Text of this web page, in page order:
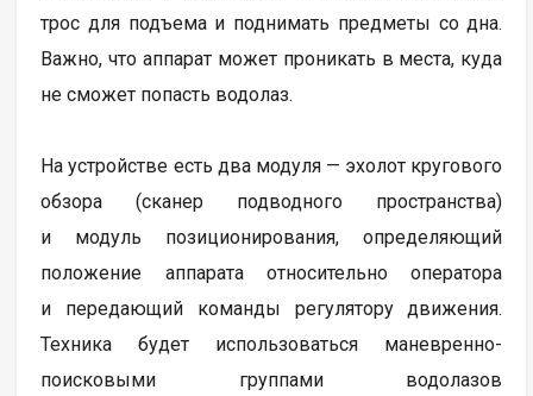
трос для подъема и поднимать предметы со дна.
Важно, что аппарат может проникать в места, куда
не сможет попасть водолаз.
На устройстве есть два модуля — эхолот кругового
обзора (сканер подводного пространства)
и модуль позиционирования, определяющий
положение аппарата относительно оператора
и передающий команды регулятору движения.
Техника будет использоваться маневренно-
поисковыми группами водолазов